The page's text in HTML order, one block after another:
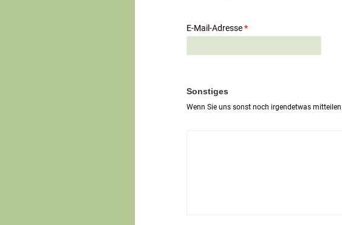
i
l
g
T
x
E-Mail-Adresse*
Sonstiges
Wenn Sie uns sonst noch irgendetwas